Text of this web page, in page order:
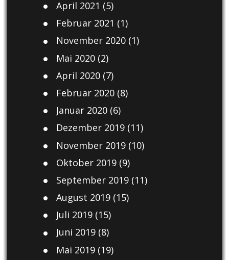
April 2021 (5)
Februar 2021 (1)
November 2020(1)
Mai 2020(2)
April 2020(7)
Februar 2020(8)
Januar 2020(6)
Dezember 2019(11)
November 2019(10)
Oktober 2019(9)
September 2019(11)
August 2019(15)
Juli 2019(15)
Juni 2019(8)
Mai 2019(19)